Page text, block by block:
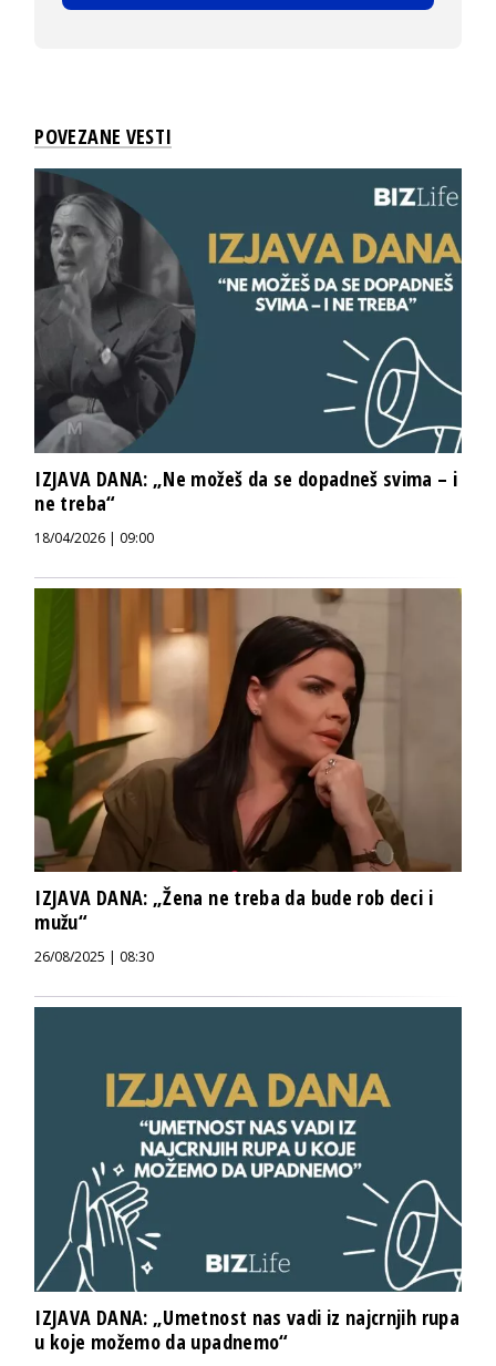
POVEZANE VESTI
IZJAVA DANA: „Ne možeš da se dopadneš svima – i
ne treba“
18/04/2026 | 09:00
IZJAVA DANA: „Žena ne treba da bude rob deci i
mužu“
26/08/2025 | 08:30
IZJAVA DANA: „Umetnost nas vadi iz najcrnjih rupa
u koje možemo da upadnemo“